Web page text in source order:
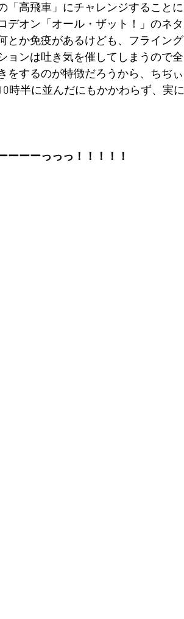
「高飛車」にチャレンジすること
デオン「オール・ザット！」のネ
とか免疫があるけども、フライン
ョンは吐き気を催してしまうので
をするのが特徴だろうから、ちぢ
時半に並んだにもかかわらず、実
ーーーっっっ！！！！！